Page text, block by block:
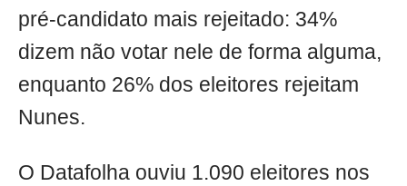
pré-candidato mais rejeitado: 34%
dizem não votar nele de forma alguma,
enquanto 26% dos eleitores rejeitam
Nunes.
O Datafolha ouviu 1.090 eleitores nos